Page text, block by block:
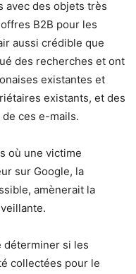
avec des objets très
B2B pour les
aussi crédible que
des recherches et ont
existantes et
existants, et des
ces e-mails.
où une victime
sur Google, la
amènerait la
déterminer si les
collectées pour le